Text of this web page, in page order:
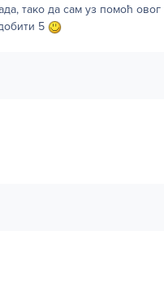
тако да сам уз помоћ овог
5